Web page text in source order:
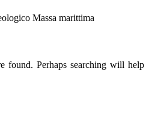
Massa marittima
found. Perhaps searching will help